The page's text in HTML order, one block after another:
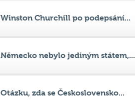
Winston Churchill po podepsání...
Německo nebylo jediným státem,...
Otázku, zda se Československo...